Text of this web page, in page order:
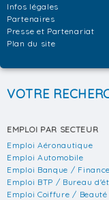
Infos légales
Partenaires
Presse et Partenariat
Plan du site
VOTRE
EMPLOI PAR SECTEUR
Emploi Aéronautique
Emploi Automobile
Emploi Banque / Finance
Emploi BTP / Bureau
Emploi Coiffure / Beauté